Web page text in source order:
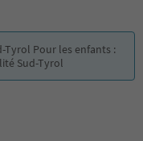
Tyrol Pour les enfants :
Sud-Tyrol